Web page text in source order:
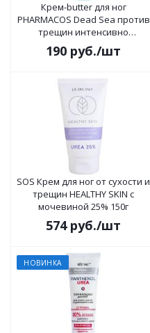
Крем-butter для ног
PHARMACOS Dead Sea против
трещин интенсивно
восстанавливающий 100 мл
190 руб./шт
SOS Крем для ног от сухости и
трещин HEALTHY SKIN с
мочевиной 25% 150г
574руб./шт
НОВИНКА